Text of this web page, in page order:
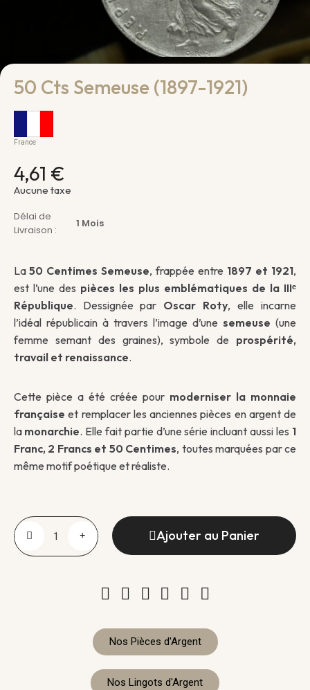
50 Cts Semeuse (1897-1921)
France
4,61 €
Aucune taxe
Délai de
Livraison :
1 Mois
La 50 Centimes Semeuse, frappée entre 1897 et 1921,
est l’une des pièces les plus emblématiques de la IIIᵉ
République. Dessignée par Oscar Roty, elle incarne
l’idéal républicain à travers l’image d’une semeuse (une
femme semant des graines), symbole de prospérité,
travail et renaissance.
Cette pièce a été créée pour moderniser la monnaie
française et remplacer les anciennes pièces en argent de
la monarchie. Elle fait partie d’une série incluant aussi les 1
Franc, 2 Francs et 50 Centimes, toutes marquées par ce
même motif poétique et réaliste.
Ajouter au Panier
Nos Pièces d'Argent
Nos Lingots d'Argent